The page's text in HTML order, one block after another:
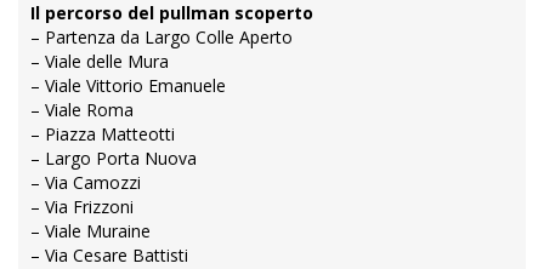
Il percorso del pullman scoperto
– Partenza da Largo Colle Aperto
– Viale delle Mura
– Viale Vittorio Emanuele
– Viale Roma
– Piazza Matteotti
– Largo Porta Nuova
– Via Camozzi
– Via Frizzoni
– Viale Muraine
– Via Cesare Battisti